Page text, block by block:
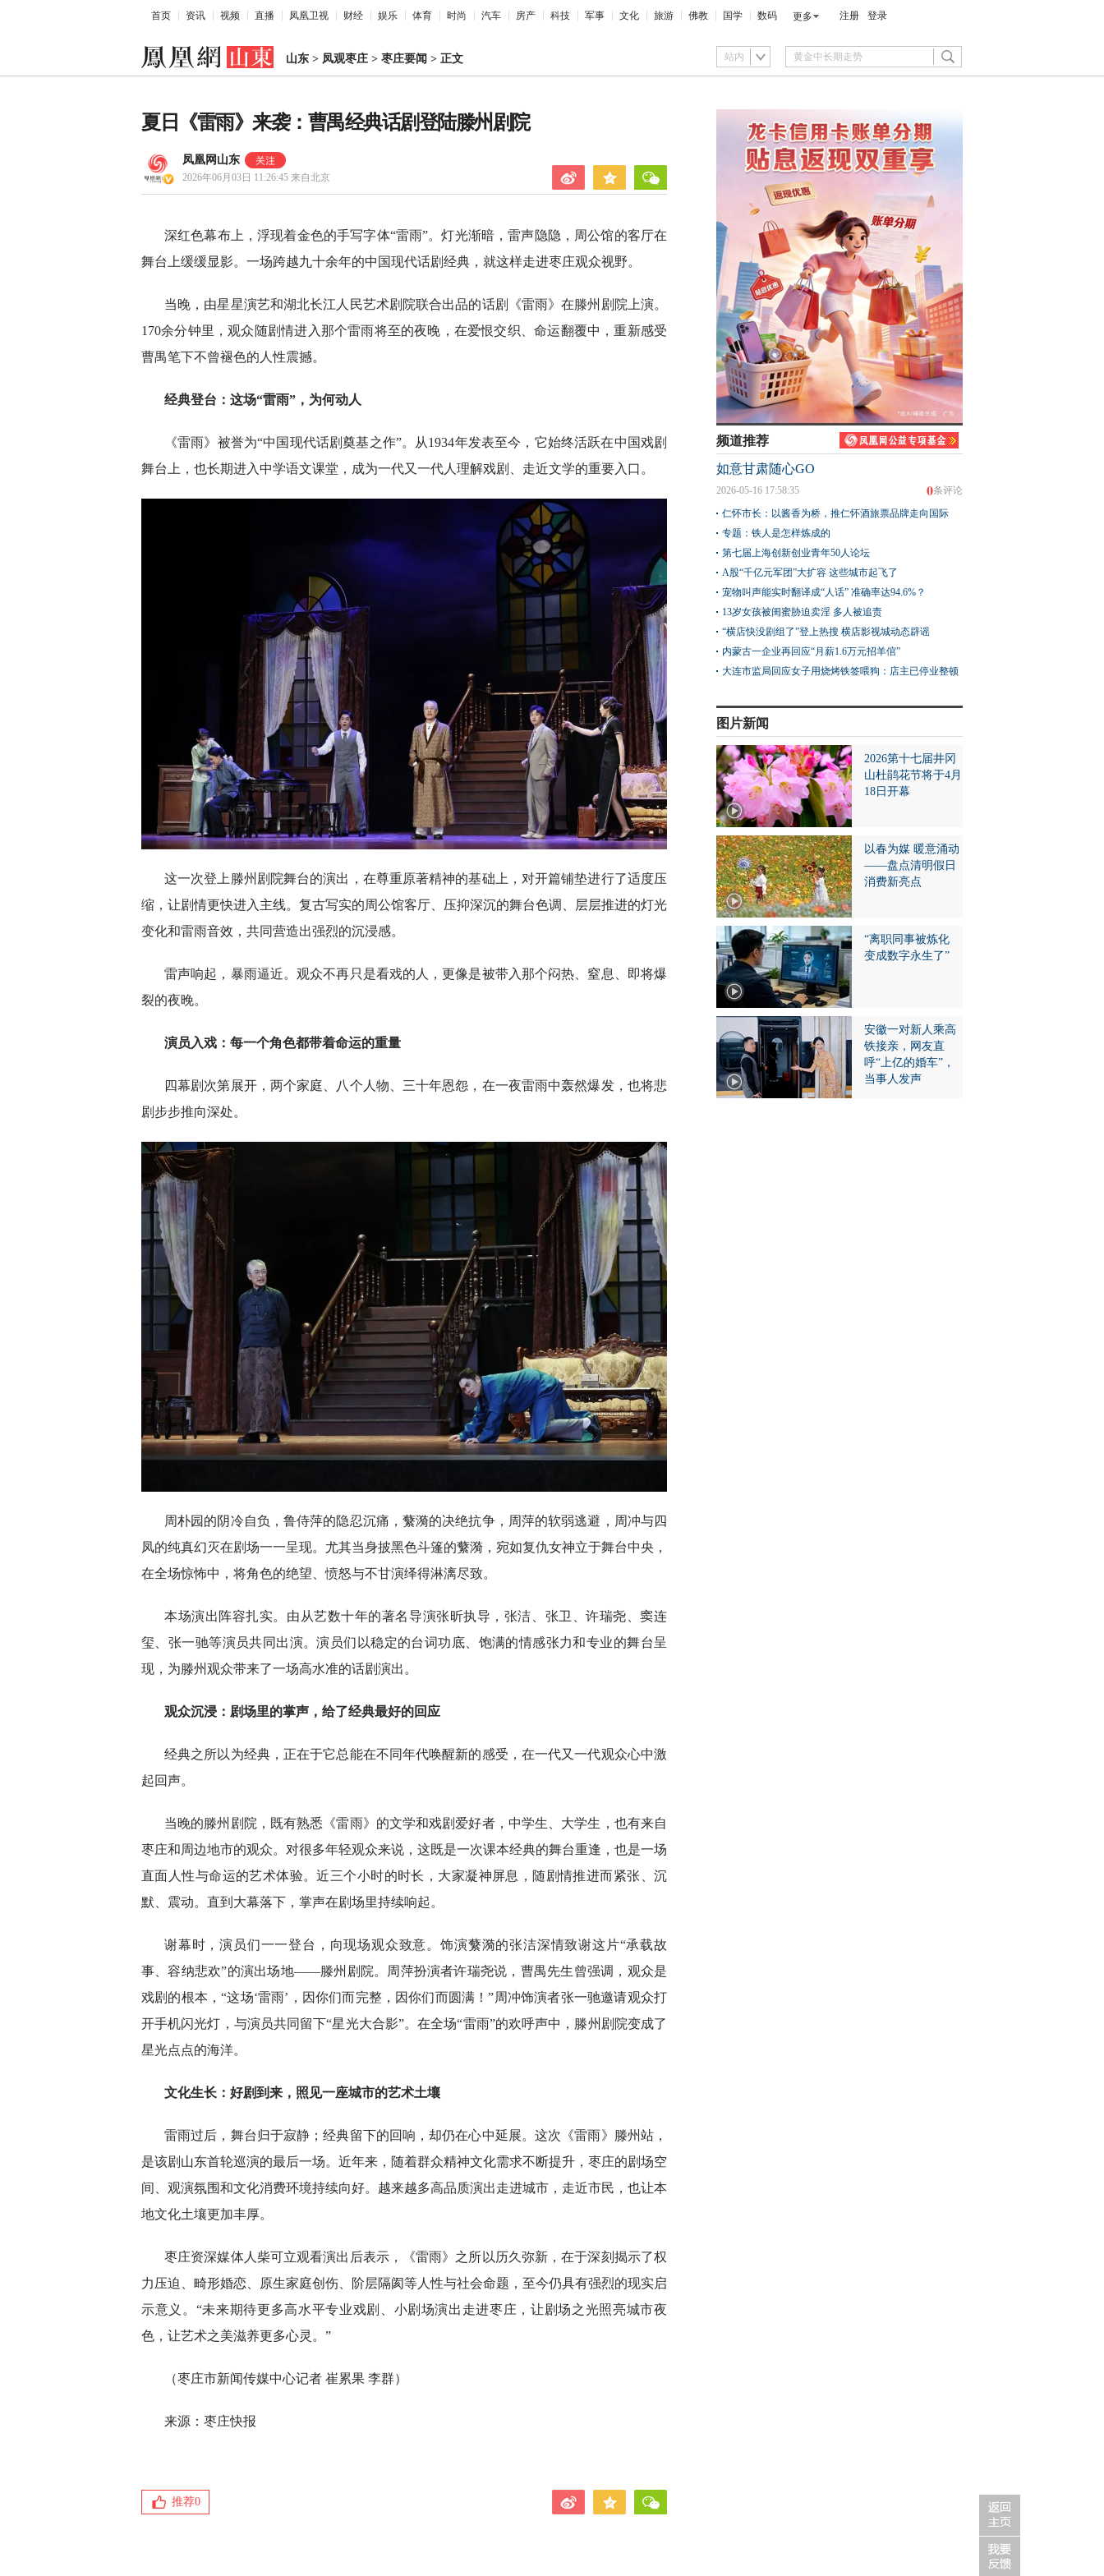
首页 资讯 视频 直播 凤凰卫视 财经 娱乐 体育 时尚 汽车 房产 科技 军事 文化 旅游 佛教 国学 数码 更多 注册 登录
山东 > 凤观枣庄 > 枣庄要闻 > 正文 站内
夏日《雷雨》来袭：曹禺经典话剧登陆滕州剧院
凤凰网山东
2026年06月03日 11:26:45 来自北京
深红色幕布上，浮现着金色的手写字体“雷雨”。灯光渐暗，雷声隐隐，周公馆的客厅在
舞台上缓缓显影。一场跨越九十余年的中国现代话剧经典，就这样走进枣庄观众视野。
当晚，由星星演艺和湖北长江人民艺术剧院联合出品的话剧《雷雨》在滕州剧院上演。
170余分钟里，观众随剧情进入那个雷雨将至的夜晚，在爱恨交织、命运翻覆中，重新感受
曹禺笔下不曾褪色的人性震撼。
经典登台：这场“雷雨”，为何动人
《雷雨》被誉为“中国现代话剧奠基之作”。从1934年发表至今，它始终活跃在中国戏剧
舞台上，也长期进入中学语文课堂，成为一代又一代人理解戏剧、走近文学的重要入口。
这一次登上滕州剧院舞台的演出，在尊重原著精神的基础上，对开篇铺垫进行了适度压
缩，让剧情更快进入主线。复古写实的周公馆客厅、压抑深沉的舞台色调、层层推进的灯光
变化和雷雨音效，共同营造出强烈的沉浸感。
雷声响起，暴雨逼近。观众不再只是看戏的人，更像是被带入那个闷热、窒息、即将爆
裂的夜晚。
演员入戏：每一个角色都带着命运的重量
四幕剧次第展开，两个家庭、八个人物、三十年恩怨，在一夜雷雨中轰然爆发，也将悲
剧步步推向深处。
周朴园的阴冷自负，鲁侍萍的隐忍沉痛，蘩漪的决绝抗争，周萍的软弱逃避，周冲与四
凤的纯真幻灭在剧场一一呈现。尤其当身披黑色斗篷的蘩漪，宛如复仇女神立于舞台中央，
在全场惊怖中，将角色的绝望、愤怒与不甘演绎得淋漓尽致。
本场演出阵容扎实。由从艺数十年的著名导演张昕执导，张洁、张卫、许瑞尧、窦连
玺、张一驰等演员共同出演。演员们以稳定的台词功底、饱满的情感张力和专业的舞台呈
现，为滕州观众带来了一场高水准的话剧演出。
观众沉浸：剧场里的掌声，给了经典最好的回应
经典之所以为经典，正在于它总能在不同年代唤醒新的感受，在一代又一代观众心中激
起回声。
当晚的滕州剧院，既有熟悉《雷雨》的文学和戏剧爱好者，中学生、大学生，也有来自
枣庄和周边地市的观众。对很多年轻观众来说，这既是一次课本经典的舞台重逢，也是一场
直面人性与命运的艺术体验。近三个小时的时长，大家凝神屏息，随剧情推进而紧张、沉
默、震动。直到大幕落下，掌声在剧场里持续响起。
谢幕时，演员们一一登台，向现场观众致意。饰演蘩漪的张洁深情致谢这片“承载故
事、容纳悲欢”的演出场地——滕州剧院。周萍扮演者许瑞尧说，曹禺先生曾强调，观众是
戏剧的根本，“这场‘雷雨’，因你们而完整，因你们而圆满！”周冲饰演者张一驰邀请观众打
开手机闪光灯，与演员共同留下“星光大合影”。在全场“雷雨”的欢呼声中，滕州剧院变成了
星光点点的海洋。
文化生长：好剧到来，照见一座城市的艺术土壤
雷雨过后，舞台归于寂静；经典留下的回响，却仍在心中延展。这次《雷雨》滕州站，
是该剧山东首轮巡演的最后一场。近年来，随着群众精神文化需求不断提升，枣庄的剧场空
间、观演氛围和文化消费环境持续向好。越来越多高品质演出走进城市，走近市民，也让本
地文化土壤更加丰厚。
枣庄资深媒体人柴可立观看演出后表示，《雷雨》之所以历久弥新，在于深刻揭示了权
力压迫、畸形婚恋、原生家庭创伤、阶层隔阂等人性与社会命题，至今仍具有强烈的现实启
示意义。“未来期待更多高水平专业戏剧、小剧场演出走进枣庄，让剧场之光照亮城市夜
色，让艺术之美滋养更多心灵。”
（枣庄市新闻传媒中心记者 崔累果 李群）
来源：枣庄快报
推荐0
频道推荐
如意甘肃随心GO
0条评论
2026-05-16 17:58:35
仁怀市长：以酱香为桥，推仁怀酒旅票品牌走向国际
专题：铁人是怎样炼成的
第七届上海创新创业青年50人论坛
A股“千亿元军团”大扩容 这些城市起飞了
宠物叫声能实时翻译成“人话” 准确率达94.6%？
13岁女孩被闺蜜胁迫卖淫 多人被追责
“横店快没剧组了”登上热搜 横店影视城动态辟谣
内蒙古一企业再回应“月薪1.6万元招羊倌”
大连市监局回应女子用烧烤铁签喂狗：店主已停业整顿
图片新闻
2026第十七届井冈
山杜鹃花节将于4月
18日开幕
以春为媒 暖意涌动
——盘点清明假日
消费新亮点
“离职同事被炼化
变成数字永生了”
安徽一对新人乘高
铁接亲，网友直
呼“上亿的婚车”，
当事人发声